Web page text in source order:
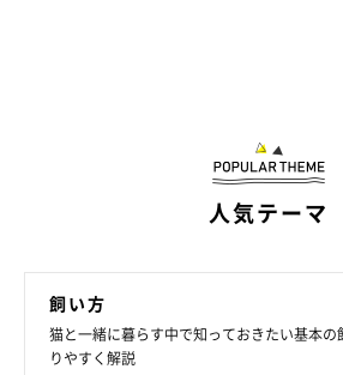
人気テーマ
飼い方
猫と一緒に暮らす中で知っておきたい基本
りやすく解説